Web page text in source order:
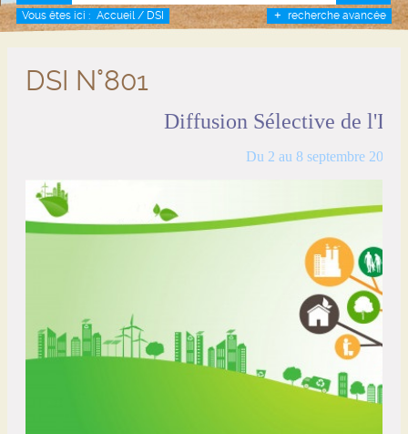
recherche avancée
Vous êtes ici : Accueil / DSI
DSI N°801